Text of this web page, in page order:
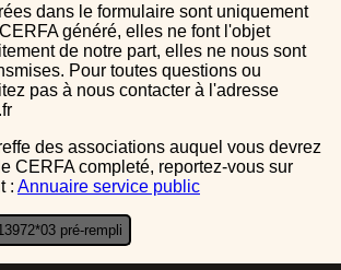
généré, elles ne font l'objet
de notre part, elles ne nous sont
Pour toutes questions ou
pas à nous contacter à l'adresse
CERFA completé, reportez-vous sur
: Annuaire service public
pré-rempli